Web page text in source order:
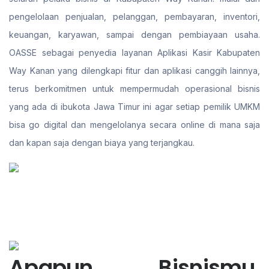
pengelolaan penjualan, pelanggan, pembayaran, inventori,
keuangan, karyawan, sampai dengan pembiayaan usaha.
OASSE sebagai penyedia layanan Aplikasi Kasir Kabupaten
Way Kanan yang dilengkapi fitur dan aplikasi canggih lainnya,
terus berkomitmen untuk mempermudah operasional bisnis
yang ada di ibukota Jawa Timur ini agar setiap pemilik UMKM
bisa go digital dan mengelolanya secara online di mana saja
dan kapan saja dengan biaya yang terjangkau.